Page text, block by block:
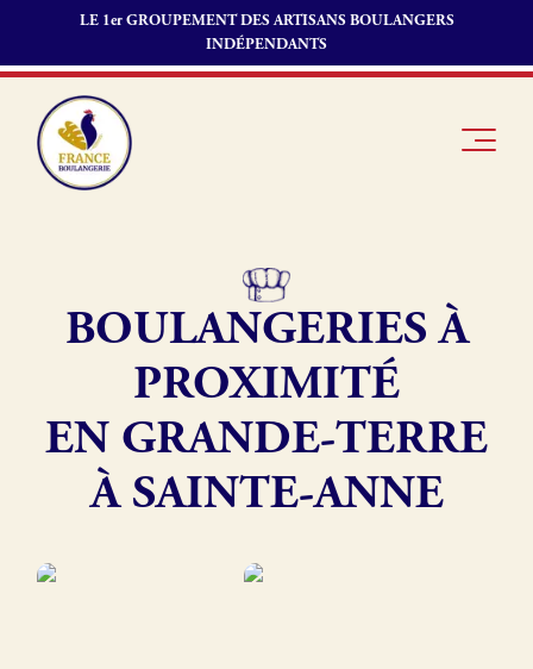
LE 1er GROUPEMENT DES ARTISANS BOULANGERS
INDÉPENDANTS
Je suis
Je découvre
Boulangerie
Pourquoi
adhérer à
Offres
d’emploi
Fonds de
Actualités
Je suis
BOULANGERIES À
PROXIMITÉ
EN GRANDE-TERRE
À SAINTE-ANNE